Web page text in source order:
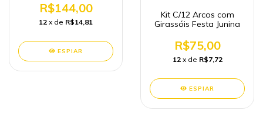
R$144,00
12 x de R$14,81
ESPIAR
Kit C/12 Arcos com
Girassóis Festa Junina
R$75,00
12 x de R$7,72
ESPIAR